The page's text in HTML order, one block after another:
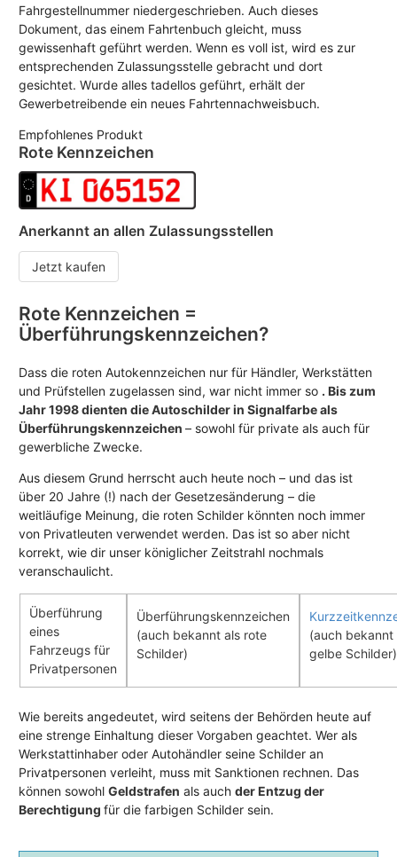
Fahrgestellnummer niedergeschrieben. Auch dieses
Dokument, das einem Fahrtenbuch gleicht, muss
gewissenhaft geführt werden. Wenn es voll ist, wird es zur
entsprechenden Zulassungsstelle gebracht und dort
gesichtet. Wurde alles tadellos geführt, erhält der
Gewerbetreibende ein neues Fahrtennachweisbuch.
Empfohlenes Produkt
Rote Kennzeichen
Anerkannt an allen Zulassungsstellen
Jetzt kaufen
Rote Kennzeichen =
Überführungskennzeichen?
Dass die roten Autokennzeichen nur für Händler, Werkstätten
und Prüfstellen zugelassen sind, war nicht immer so . Bis zum
Jahr 1998 dienten die Autoschilder in Signalfarbe als
Überführungskennzeichen – sowohl für private als auch für
gewerbliche Zwecke.
Aus diesem Grund herrscht auch heute noch – und das ist
über 20 Jahre (!) nach der Gesetzesänderung – die
weitläufige Meinung, die roten Schilder könnten noch immer
von Privatleuten verwendet werden. Das ist so aber nicht
korrekt, wie dir unser königlicher Zeitstrahl nochmals
veranschaulicht.
Überführung
eines
Fahrzeugs für
Privatpersonen
Überführungskennzeichen
(auch bekannt als rote
Schilder)
(auch bekannt
gelbe Schilder)
Wie bereits angedeutet, wird seitens der Behörden heute auf
eine strenge Einhaltung dieser Vorgaben geachtet. Wer als
Werkstattinhaber oder Autohändler seine Schilder an
Privatpersonen verleiht, muss mit Sanktionen rechnen. Das
können sowohl Geldstrafen als auch der Entzug der
Berechtigung für die farbigen Schilder sein.